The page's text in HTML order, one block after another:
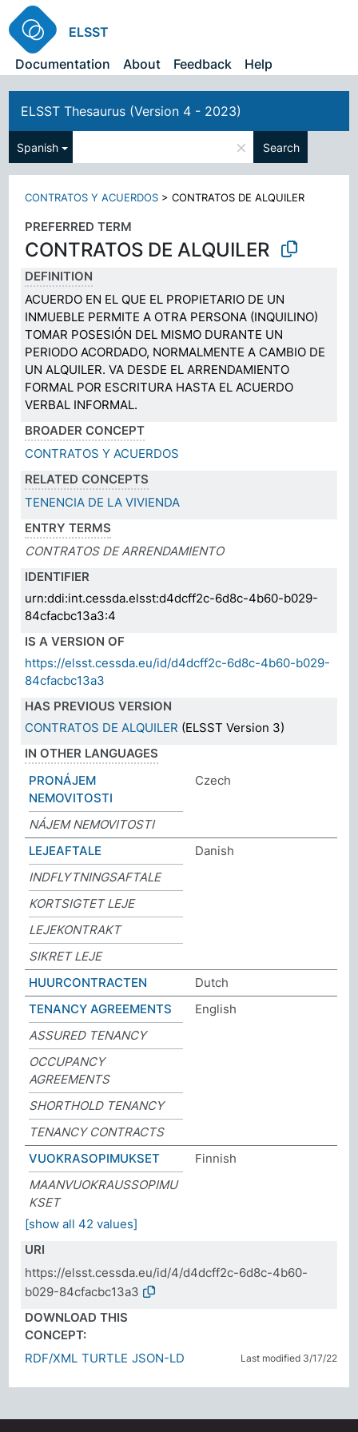
ELSST
Documentation
About Feedback Help
ELSST Thesaurus (Version 4 - 2023)
Spanish × Search
CONTRATOS Y ACUERDOS >CONTRATOS DE ALQUILER
PREFERRED TERM
CONTRATOS DE ALQUILER
DEFINITION
ACUERDO EN EL QUE EL PROPIETARIO DE UN
INMUEBLE PERMITE A OTRA PERSONA (INQUILINO)
TOMAR POSESIÓN DEL MISMO DURANTE UN
PERIODO ACORDADO, NORMALMENTE A CAMBIO DE
UN ALQUILER. VA DESDE EL ARRENDAMIENTO
FORMAL POR ESCRITURA HASTA EL ACUERDO
VERBAL INFORMAL.
BROADER CONCEPT
CONTRATOS Y ACUERDOS
RELATED CONCEPTS
TENENCIA DE LA VIVIENDA
ENTRY TERMS
CONTRATOS DE ARRENDAMIENTO
IDENTIFIER
urn:ddi:int.cessda.elsst:d4dcff2c-6d8c-4b60-b029-
84cfacbc13a3:4
IS A VERSION OF
https://elsst.cessda.eu/id/d4dcff2c-6d8c-4b60-b029-
84cfacbc13a3
HAS PREVIOUS VERSION
CONTRATOS DE ALQUILER (ELSST Version 3)
IN OTHER LANGUAGES
PRONÁJEM
NEMOVITOSTI
Czech
NÁJEM NEMOVITOSTI
LEJEAFTALE
Danish
INDFLYTNINGSAFTALE
KORTSIGTET LEJE
LEJEKONTRAKT
SIKRET LEJE
HUURCONTRACTEN
Dutch
TENANCY AGREEMENTS
English
ASSURED TENANCY
OCCUPANCY
AGREEMENTS
SHORTHOLD TENANCY
TENANCY CONTRACTS
VUOKRASOPIMUKSET
Finnish
MAANVUOKRAUSSOPIMU
KSET
[show all 42 values]
URI
https://elsst.cessda.eu/id/4/d4dcff2c-6d8c-4b60-
b029-84cfacbc13a3
DOWNLOAD THIS
CONCEPT:
RDF/XML TURTLE JSON-LD Last modified 3/17/22